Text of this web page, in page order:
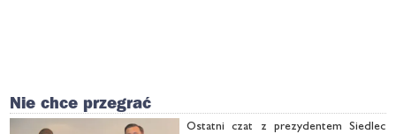
Nie chce przegrać
Ostat­ni czat z pre­zy­den­tem Sie­dlec